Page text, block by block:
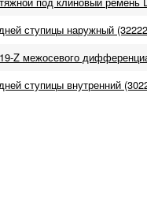
ступицы наружный
Z межосевого
ступицы внутренний